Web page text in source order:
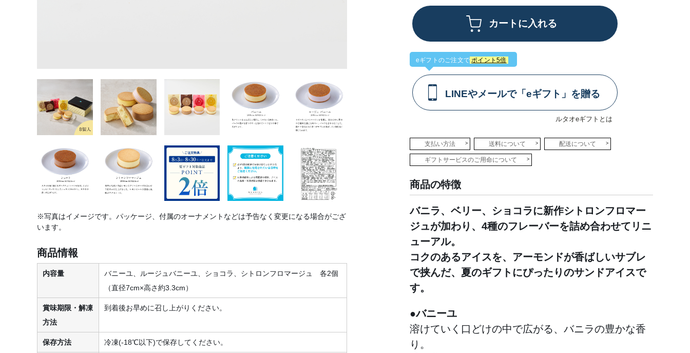
eギフトのご注文で ポイント5倍
LINEやメールで「eギフト」を贈る
ルタオeギフトとは
支払い方法 送料について 配送について
ギフトサービスのご用命について
商品の特徴
バニラ、ベリー、ショコラに新作シトロンフロマー
ジュが加わり、4種のフレーバーを詰め合わせてリニ
ューアル。
コクのあるアイスを、アーモンドが香ばしいサブレ
で挟んだ、夏のギフトにぴったりのサンドアイスで
す。
●バニーユ
溶けていく口どけの中で広がる、バニラの豊かな香
り。
※写真はイメージです。パッケージ、付属のオーナメントなどは予告なく変更になる場合がござ
います。
商品情報
内容量
バニーユ、ルージュバニーユ、ショコラ、シトロンフロマージュ 各2個
（直径7cm×高さ約3.3cm）
賞味期限・解凍
方法
到着後お早めに召し上がりください。
保存方法 冷凍(-18℃以下)で保存してください。